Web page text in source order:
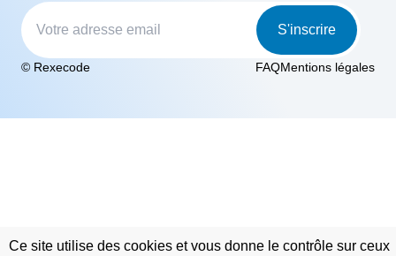
S'inscrire
© Rexecode FAQMentions légales
Ce site utilise des cookies et vous donne le contrôle sur ceux